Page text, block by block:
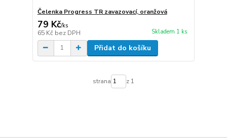
Čelenka Progress TR zavazovací, oranžová
79 Kč/ks
65 Kč bez DPH Skladem 1 ks
Přidat do košíku
strana z 1